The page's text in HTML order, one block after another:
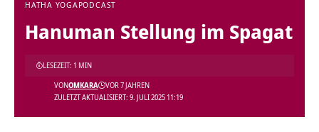
HATHA YOGAPODCAST
Hanuman Stellung im Spagat
ZULETZT AKTUALISIERT: 9. JULI 2025 11:19
VONOMKARA VOR 7 JAHREN
LESEZEIT: 1 MIN